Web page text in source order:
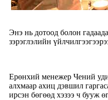
Энэ нь дотоод болон
зэрэглэлийн
Ерөнхий менежер Чений
алхмаар ахиц дэвшил
ирсэн бөгөөд хэзээ ч бууж